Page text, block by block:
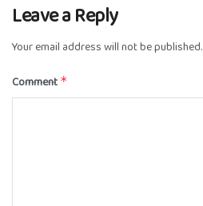
Leave a Reply
Your email address will not be published.
Comment *